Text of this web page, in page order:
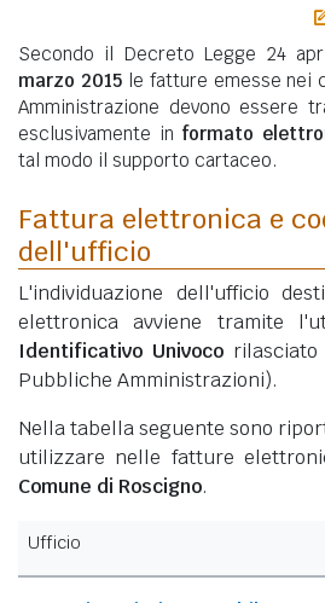
Secondo il Decreto Legge 24
marzo 2015le fatture emesse nei
Amministrazione devono essere
esclusivamente in formato
tal modo il supporto cartaceo.
Fattura elettronica e
dell'ufficio
L'individuazione dell'ufficio
elettronica avviene tramite
Identificativo Univoco
Pubbliche Amministrazioni).
Nella tabella seguente sono
utilizzare nelle fatture
Comune di Roscigno.
Ufficio